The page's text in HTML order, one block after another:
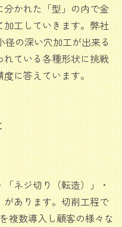
かれた「型」の内で金
工していきます。弊社
径の深い穴加工が出来る
ている各種形状に挑戦
に答えています。
ネジ切り（転造）」・
あります。切削工程で
複数導入し顧客の様々な